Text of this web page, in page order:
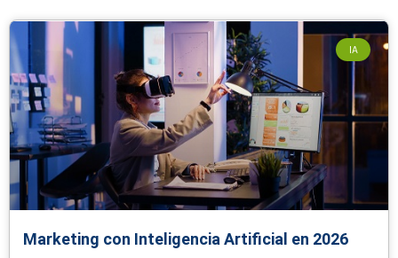
IA
Marketing con Inteligencia Artificial en 2026